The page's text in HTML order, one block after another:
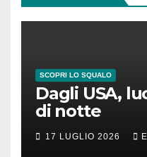
SCOPRI LO SQUALO
Dagli USA,
di notte
17 LUGLIO 2026